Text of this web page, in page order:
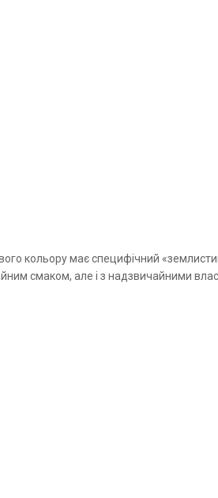
кольору має специфічний
смаком, але і з надзвичайними